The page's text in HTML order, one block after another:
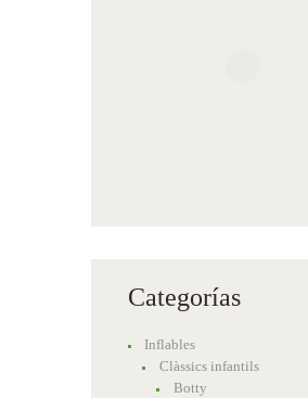
Categorías
Inflables
Clàssics infantils
Botty